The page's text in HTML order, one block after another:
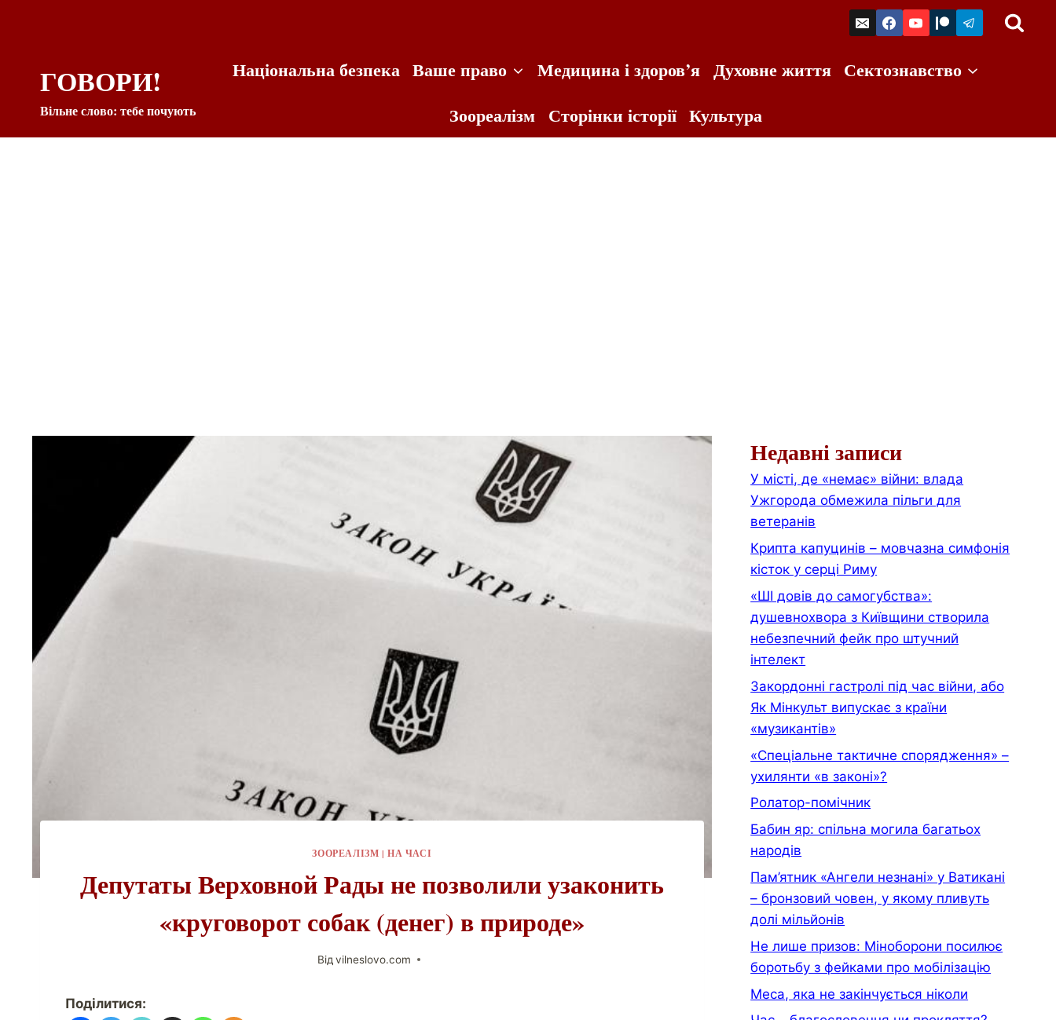
ГОВОРИ!
Вільне слово: тебе почують
Національна безпека Ваше право Медицина і здоров’я Духовне життя Сектознавство
Зоореалізм Сторінки історії Культура
ЗООРЕАЛІЗМ |НА ЧАСІ
Депутаты Верховной Рады не позволили узаконить
«круговорот собак (денег) в природе»
Від vilneslovo.com
Поділитися:
Недавні записи
У місті, де «немає» війни: влада
Ужгорода обмежила пільги для
ветеранів
Крипта капуцинів – мовчазна симфонія
кісток у серці Риму
«ШІ довів до самогубства»:
душевнохвора з Київщини створила
небезпечний фейк про штучний
інтелект
Закордонні гастролі під час війни, або
Як Мінкульт випускає з країни
«музикантів»
«Спеціальне тактичне спорядження» –
ухилянти «в законі»?
Ролатор-помічник
Бабин яр: спільна могила багатьох
народів
Пам’ятник «Ангели незнані» у Ватикані
– бронзовий човен, у якому пливуть
долі мільйонів
Не лише призов: Міноборони посилює
боротьбу з фейками про мобілізацію
Меса, яка не закінчується ніколи